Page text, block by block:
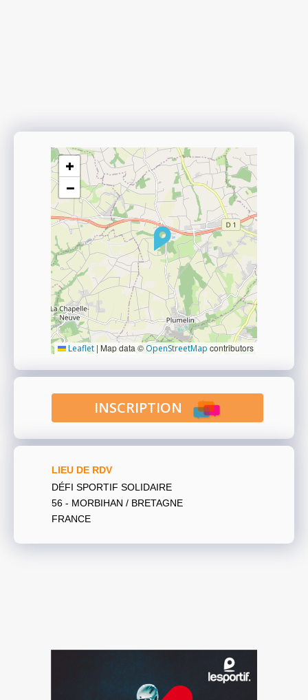
+
−
Leaflet | Map data © OpenStreetMap contributors
INSCRIPTION
LIEU DE RDV
DÉFI SPORTIF SOLIDAIRE
56 - MORBIHAN / BRETAGNE
FRANCE